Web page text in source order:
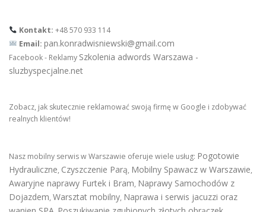
Kontakt: +48 570 933 114
Email: pan.konradwisniewski@gmail.com
Facebook - Reklamy Szkolenia adwords Warszawa -
sluzbyspecjalne.net
Zobacz, jak skutecznie reklamować swoją firmę w Google i zdobywać
realnych klientów!
Nasz mobilny serwis w Warszawie oferuje wiele usług: Pogotowie
Hydrauliczne, Czyszczenie Parą, Mobilny Spawacz w Warszawie,
Awaryjne naprawy Furtek i Bram, Naprawy Samochodów z
Dojazdem, Warsztat mobilny, Naprawa i serwis jacuzzi oraz